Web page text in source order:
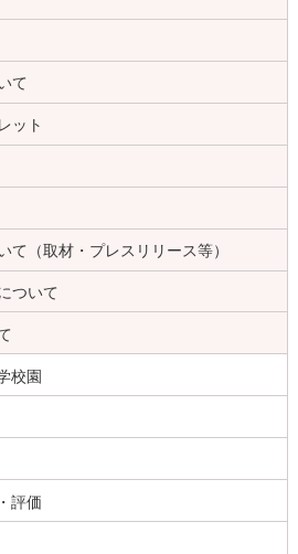
て
ット
て（取材・プレスリリース等）
ついて
校園
評価